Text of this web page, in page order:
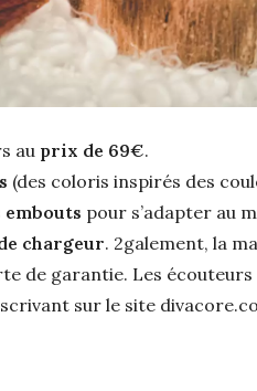
au prix de 69€.
(des coloris inspirés des
pour s’adapter au
chargeur. 2galement, la
de garantie. Les
sur le site